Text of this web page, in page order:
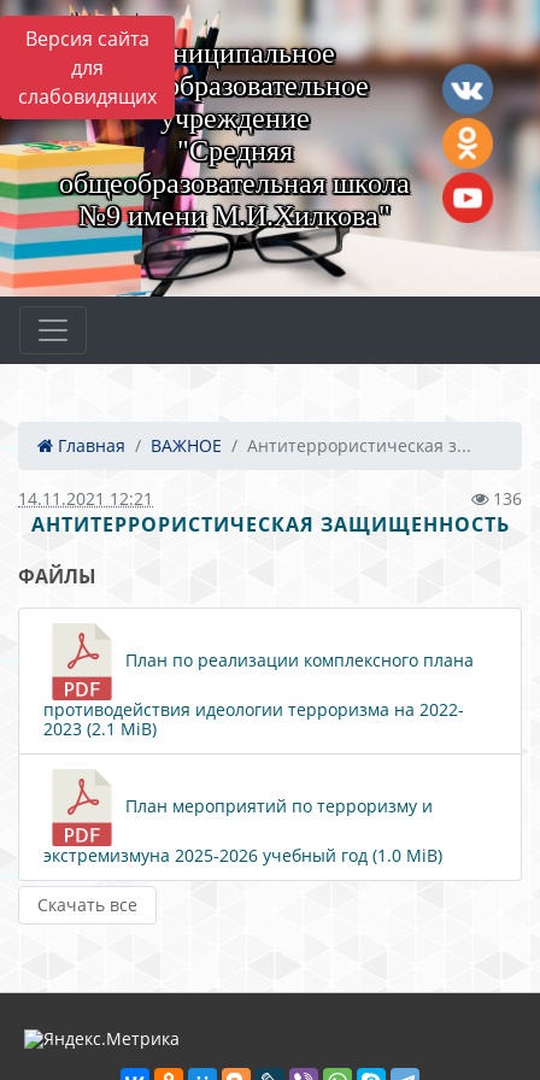
Версия сайта
для
слабовидящих
Муниципальное
общеобразовательное
учреждение
"Средняя
общеобразовательная школа
№9 имени М.И.Хилкова"
Главная ВАЖНОЕ Антитеррористическая з...
14.11.2021 12:21 136
АНТИТЕРРОРИСТИЧЕСКАЯ ЗАЩИЩЕННОСТЬ
ФАЙЛЫ
План по реализации комплексного плана
противодействия идеологии терроризма на 2022-
2023 (2.1 MiB)
План мероприятий по терроризму и
экстремизмуна 2025-2026 учебный год (1.0 MiB)
Скачать все